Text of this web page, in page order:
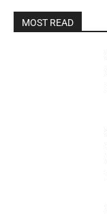
MOST READ